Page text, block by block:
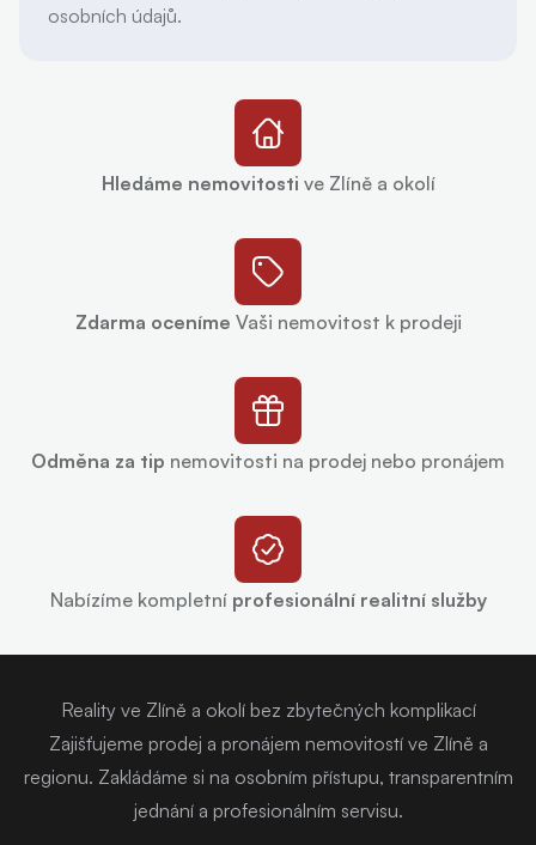
osobních údajů.
Hledáme nemovitosti ve Zlíně a okolí
Zdarma oceníme Vaši nemovitost k prodeji
Odměna za tip nemovitosti na prodej nebo pronájem
Nabízíme kompletní profesionální realitní služby
Reality ve Zlíně a okolí bez zbytečných komplikací
Zajišťujeme prodej a pronájem nemovitostí ve Zlíně a
regionu. Zakládáme si na osobním přístupu, transparentním
jednání a profesionálním servisu.